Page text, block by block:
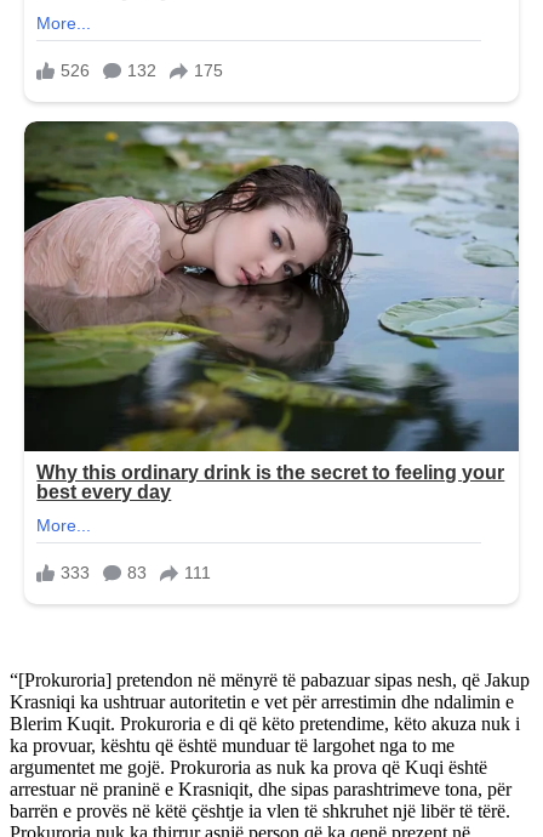
“[Prokuroria] pretendon në mënyrë të pabazuar sipas nesh, që Jakup
Krasniqi ka ushtruar autoritetin e vet për arrestimin dhe ndalimin e
Blerim Kuqit. Prokuroria e di që këto pretendime, këto akuza nuk i
ka provuar, kështu që është munduar të largohet nga to me
argumentet me gojë. Prokuroria as nuk ka prova që Kuqi është
arrestuar në praninë e Krasniqit, dhe sipas parashtrimeve tona, për
barrën e provës në këtë çështje ia vlen të shkruhet një libër të tërë.
Prokuroria nuk ka thirrur asnjë person që ka qenë prezent në